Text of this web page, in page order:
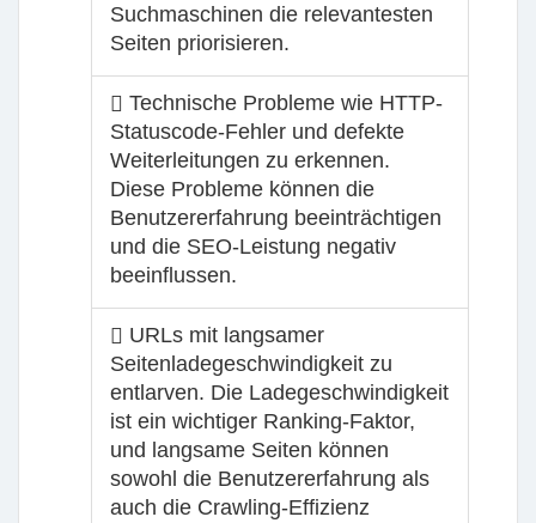
Suchmaschinen die relevantesten
Seiten priorisieren.
Technische Probleme wie HTTP-
Statuscode-Fehler und defekte
Weiterleitungen zu erkennen.
Diese Probleme können die
Benutzererfahrung beeinträchtigen
und die SEO-Leistung negativ
beeinflussen.
URLs mit langsamer
Seitenladegeschwindigkeit zu
entlarven. Die Ladegeschwindigkeit
ist ein wichtiger Ranking-Faktor,
und langsame Seiten können
sowohl die Benutzererfahrung als
auch die Crawling-Effizienz